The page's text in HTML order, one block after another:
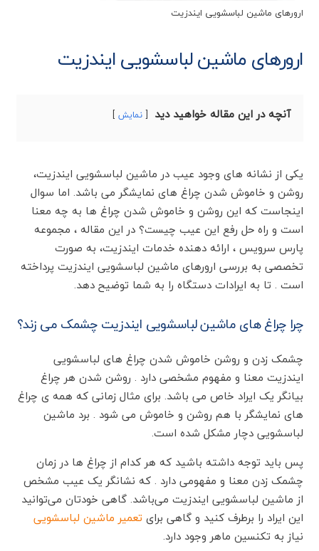
ارورهای ماشین لباسشویی ایندزیت
ارورهای ماشین لباسشویی ایندزیت
آنچه در این مقاله خواهید دید نمایش
یکی از نشانه های وجود عیب در ماشین لباسشویی ایندزیت،
روشن و خاموش شدن چراغ های نمایشگر می باشد. اما سوال
اینجاست که این روشن و خاموش شدن چراغ ها به چه معنا
است و راه حل رفع این عیب چیست؟ در این مقاله ، مجموعه
پارس سرویس ، ارائه دهنده خدمات ایندزیت، به صورت
تخصصی به بررسی ارورهای ماشین لباسشویی ایندزیت پرداخته
است . تا به ایرادات دستگاه را به شما توضیح دهد.
چرا چراغ های ماشین لباسشویی ایندزیت چشمک می زند؟
چشمک زدن و روشن خاموش شدن چراغ های لباسشویی
ایندزیت معنا و مفهوم مشخصی دارد . روشن شدن هر چراغ
بیانگر یک ایراد خاص می باشد. برای مثال زمانی که همه ی چراغ
های نمایشگر با هم روشن و خاموش می شود . برد ماشین
لباسشویی دچار مشکل شده است.
پس باید توجه داشته باشید که هر کدام از چراغ ها در زمان
چشمک زدن معنا و مفهومی دارد . که نشانگر یک عیب مشخص
از ماشین لباسشویی ایندزیت می‌باشد. گاهی خودتان می‌توانید
این ایراد را برطرف کنید و گاهی برای تعمیر ماشین لباسشویی
نیاز به تکنسین ماهر وجود دارد.